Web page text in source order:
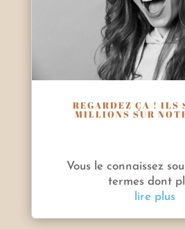
REGARDEZ ÇA ! ILS
MILLIONS SUR
Vous le connaissez
termes dont
lire plus